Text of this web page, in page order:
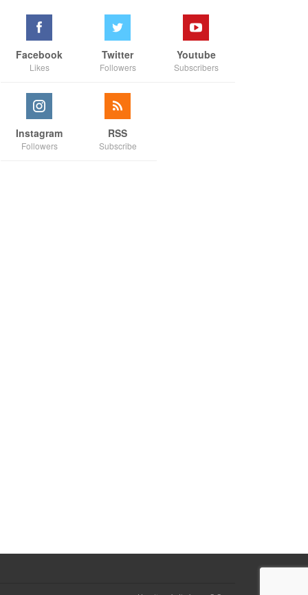
Facebook
Likes
Twitter
Followers
Youtube
Subscribers
Instagram
Followers
RSS
Subscribe